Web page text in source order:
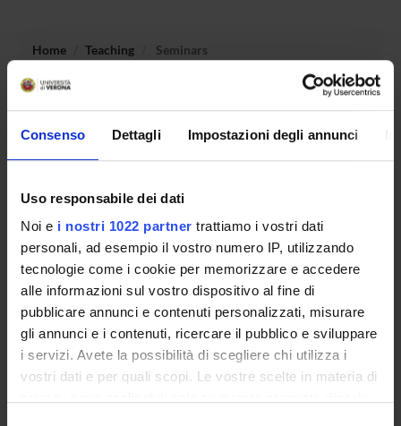
Consenso Dettagli Impostazioni degli annunci
Uso responsabile dei dati
Noi e i nostri 1022 partner trattiamo i vostri dati
personali, ad esempio il vostro numero IP, utilizzando
tecnologie come i cookie per memorizzare e accedere
alle informazioni sul vostro dispositivo al fine di
pubblicare annunci e contenuti personalizzati, misurare
gli annunci e i contenuti, ricercare il pubblico e sviluppare
i servizi. Avete la possibilità di scegliere chi utilizza i
vostri dati e per quali scopi. Le vostre scelte in materia di
Home Teaching Seminars
No recent seminar found relating to teaching Law and
STUDYING
COURSES
PHD PROGRAMMES AND POSTGRADUATE
TRAINING
People
Places